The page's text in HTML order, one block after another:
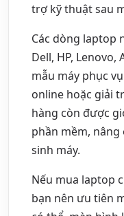
trợ kỹ thuật sau
Các dòng laptop
Dell, HP, Lenovo,
mẫu máy phục
online hoặc giải
hàng còn được
phần mềm, nâng
sinh máy.
Nếu mua laptop
bạn nên ưu tiên